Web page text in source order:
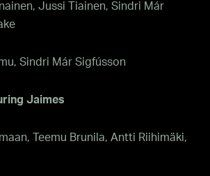
Jussi Tiainen, Sindri Már
Sindri Már Sigfússon
Jaimes
Teemu Brunila, Antti Riihimäki,